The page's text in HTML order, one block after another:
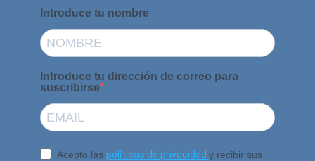
Introduce tu nombre
Introduce tu dirección de correo para
suscribirse
Acepto las políticas de privacidad y recibir sus